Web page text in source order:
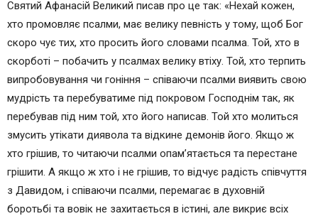
Упаде біля тебе тисяча і десять тисяч праворуч
тебе,та до тебе не наблизиться.
Очима твоїми тільки дивитися будеш,і відплату
для грішників видітимеш,
бо ти сказав:”Господи,ти надія моя”і
Всевишнього обрав за пристановище своє.
Не прийде до тебе злеє і слабість до оселі
твоєї не наблизиться,
бо ангелам своїм він звелить про тебе,зберегти
тебе на всіх путях твоїх.
На руках вони понесуть тебе,щоб не
Святий Афанасій Великий писав про це так: «Нехай кожен,
хто промовляє псалми, має велику певність у тому, щоб Бог
скоро чує тих, хто просить його словами псалма. Той, хто в
скорботі – побачить у псалмах велику втіху. Той, хто терпить
випробовування чи гоніння – співаючи псалми виявить свою
мудрість та перебуватиме під покровом Господнім так, як
перебував під ним той, хто його написав. Той хто молиться
змусить утікати диявола та відкине демонів його. Якщо ж
хто грішив, то читаючи псалми опам’ятається та перестане
грішити. А якщо ж хто і не грішив, то відчує радість співчуття
з Давидом, і співаючи псалми, перемагає в духовній
боротьбі та вовік не захитається в істині, але викриє всіх